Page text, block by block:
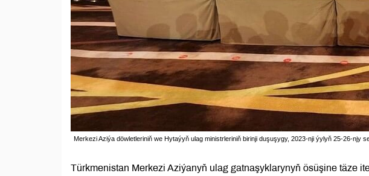
Merkezi Aziýa döwletleriniň we Hytaýyň ulag ministrleriniň birinji duşuşygy, 2023-nji ýylyň 25-26-njy
Türkmenistan Merkezi Aziýanyň ulag gatnaşyklarynyň ösüşine täze